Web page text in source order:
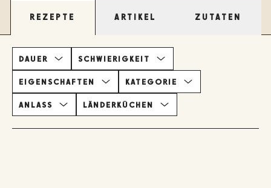
REZEPTE ARTIKEL ZUTATEN
DAUER SCHWIERIGKEIT
EIGENSCHAFTEN KATEGORIE
ANLASS LÄNDERKÜCHEN